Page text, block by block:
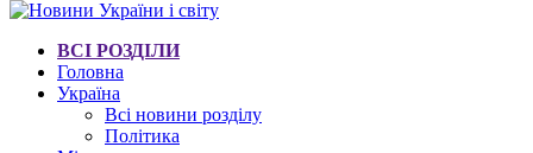
ВСІ РОЗДІЛИ
Головна
Україна
Всі новини розділу
Політика